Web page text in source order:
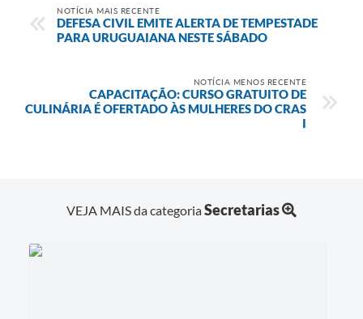
NOTÍCIA MAIS RECENTE
DEFESA CIVIL EMITE ALERTA DE TEMPESTADE
PARA URUGUAIANA NESTE SÁBADO
NOTÍCIA MENOS RECENTE
CAPACITAÇÃO: CURSO GRATUITO DE
CULINÁRIA É OFERTADO ÀS MULHERES DO CRAS
I
VEJA MAIS da categoriaSecretarias